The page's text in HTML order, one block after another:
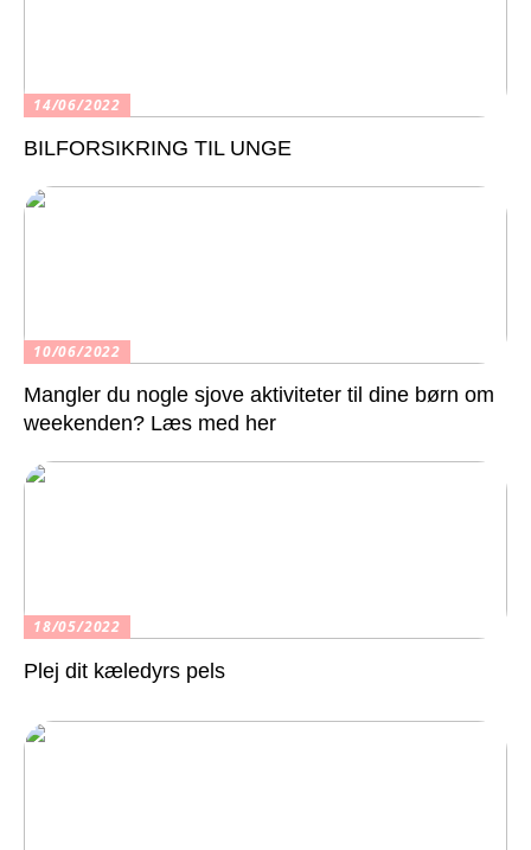
14/06/2022
BILFORSIKRING TIL UNGE
10/06/2022
Mangler du nogle sjove aktiviteter til dine børn om
weekenden? Læs med her
18/05/2022
Plej dit kæledyrs pels